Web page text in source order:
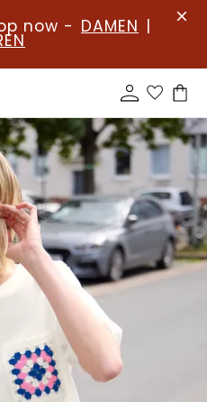
now - DAMEN |